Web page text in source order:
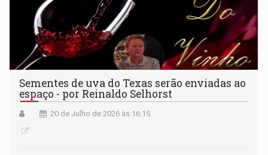
Sementes de uva do Texas serão enviadas ao
espaço - por Reinaldo Selhorst
20 de Julho de 2026 às 16:15